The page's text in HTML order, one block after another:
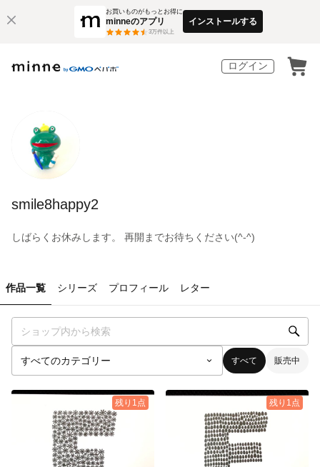
お買いものがもっとお得に
minneのアプリ
3万件以上
インストールする
ログイン
smile8happy2
しばらくお休みします。 再開までお待ちください(^-^)
作品一覧 シリーズ プロフィール レター
すべて 販売中
残り1点 残り1点